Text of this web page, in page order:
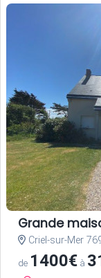
Grande
Criel-sur-Mer
de 1400€ à